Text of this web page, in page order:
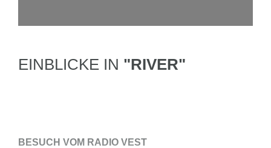
EINBLICKE IN "RIVER"
BESUCH VOM RADIO VEST